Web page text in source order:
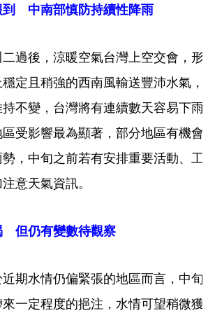
到 中南部慎防持續性降雨
過後，涼暖空氣台灣上空交會，形
定且稍強的西南風輸送豐沛水氣，
不變，台灣將有連續數天容易下雨
受影響最為顯著，部分地區有機會
，中旬之前若有安排重要活動、工
意天氣資訊。
但仍有變數待觀察
期水情仍偏緊張的地區而言，中旬
一定程度的挹注，水情可望稍微獲